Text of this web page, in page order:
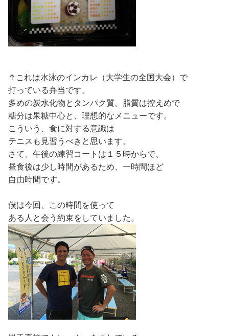
↑これは水泳のインカレ（大学生の全国大会）で
打っている弁当です。
多めの炭水化物とタンパク質、脂質は控えめで
糖分は果糖中心と、理想的なメニューです。
こういう、食に対する意識は
テニスも見習うべきと思います。
さて、午後の練習コートは１５時からで、
昼食後は少し時間があるため、一時間ほど
自由時間です。
僕は今回、この時間を使って
ある人と会う約束をしていました。